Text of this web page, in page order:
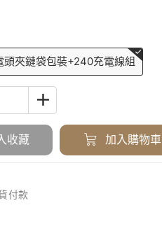
頭夾鏈袋包裝+240充電線組
收藏 加入購物車
付款